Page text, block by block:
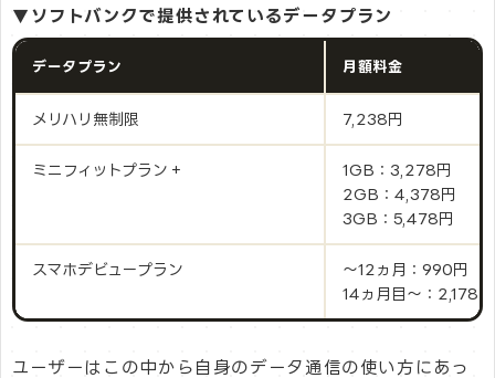
▼ソフトバンクで提供されているデータプラン
データプラン 月額料金
メリハリ無制限 7,238円
ミニフィットプラン＋
1GB：3,278円
2GB：4,378円
3GB：5,478円
スマホデビュープラン
～12ヵ月：990円
14ヵ月目〜：2,178円
ユーザーはこの中から自身のデータ通信の使い方にあっ